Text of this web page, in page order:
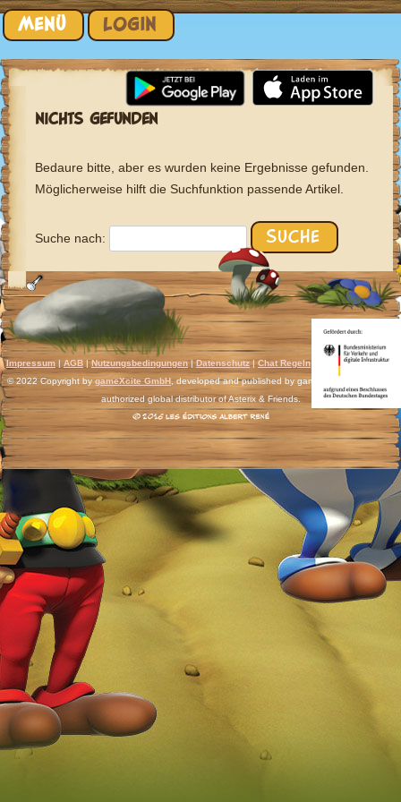
MENÜ LOGIN
Zum Inhalt springen
NICHTS GEFUNDEN
Bedaure bitte, aber es wurden keine Ergebnisse gefunden.
Möglicherweise hilft die Suchfunktion passende Artikel.
Suche nach:
Impressum | AGB |Nutzungsbedingungen|Datenschutz| Chat Regeln| Support|Discord
© 2022 Copyright bygameXcite GmbH , developed and published by gameXcite. Xsolla is an
authorized global distributor of Asterix & Friends.